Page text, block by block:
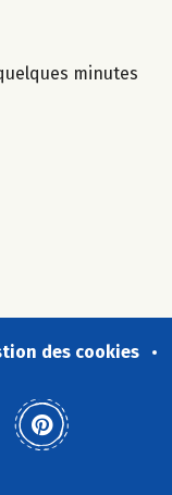
minutes
des cookies